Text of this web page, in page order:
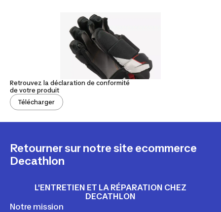
Retrouvez la déclaration de conformité
de votre produit
Télécharger
Retourner sur notre site ecommerce
Decathlon
L'ENTRETIEN ET LA RÉPARATION CHEZ
DECATHLON
Notre mission